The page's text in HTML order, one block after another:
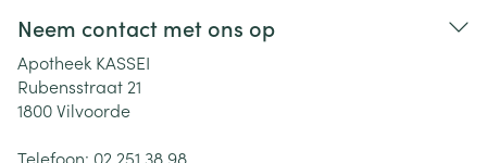
Neem contact met ons op
Apotheek KASSEI
Rubensstraat 21
1800Vilvoorde
Telefoon: 02 251 38 98